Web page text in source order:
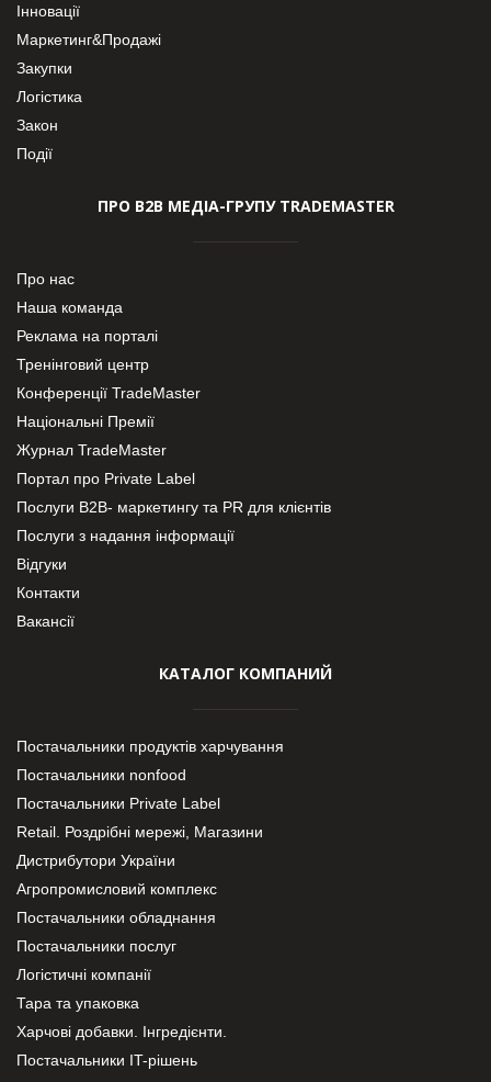
Інновації
Маркетинг&Продажі
Закупки
Логістика
Закон
Події
ПРО В2В МЕДІА-ГРУПУ TRADEMASTER
Про нас
Наша команда
Реклама на порталі
Тренінговий центр
Конференції TradeMaster
Національні Премії
Журнал TradeMaster
Портал про Private Label
Послуги В2В- маркетингу та PR для клієнтів
Послуги з надання інформації
Відгуки
Контакти
Вакансії
КАТАЛОГ КОМПАНИЙ
Постачальники продуктів харчування
Постачальники nonfood
Постачальники Private Label
Retail. Роздрібні мережі, Магазини
Дистрибутори України
Агропромисловий комплекс
Постачальники обладнання
Постачальники послуг
Логістичні компанії
Тара та упаковка
Харчові добавки. Інгредієнти.
Постачальники IT-рішень